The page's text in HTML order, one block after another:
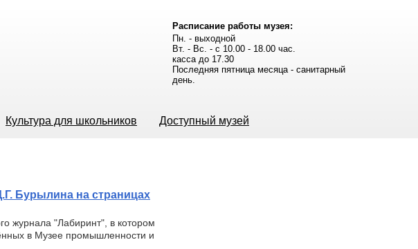
Расписание работы музея:
Пн. - выходной
Вт. - Вс. - с 10.00 - 18.00 час.
касса до 17.30
Последняя пятница месяца - санитарный
день.
Культура для школьников Доступный музей
Бурылина на страницах
журнала "Лабиринт", в котором
в Музее промышленности и